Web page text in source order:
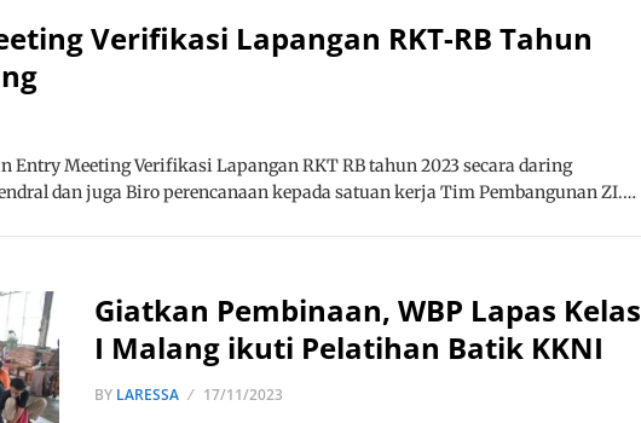
Verifikasi Lapangan RKT-RB Tahun
Entry Meeting Verifikasi Lapangan RKT RB tahun 2023 secara daring
dan juga Biro perencanaan kepada satuan kerja Tim Pembangunan ZI.…
Giatkan Pembinaan, WBP Lapas Kelas
I Malang ikuti Pelatihan Batik KKNI
BY LARESSA 17/11/2023